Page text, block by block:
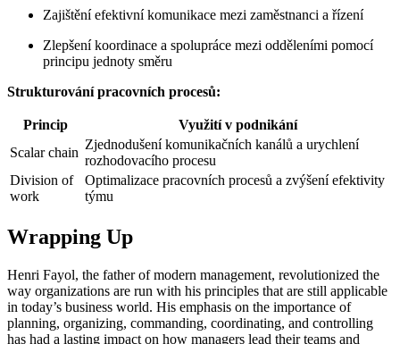
Zajištění efektivní komunikace mezi zaměstnanci a řízení
Zlepšení koordinace a spolupráce mezi odděleními pomocí
principu jednoty směru
Strukturování pracovních procesů:
Princip
Využití v podnikání
Scalar chain
Zjednodušení komunikačních kanálů a urychlení
rozhodovacího procesu
Division of
work
Optimalizace pracovních procesů a zvýšení efektivity
týmu
Wrapping Up
Henri Fayol, the father of modern management, revolutionized the
way organizations are run with his principles that are still applicable
in today’s business world. His emphasis on the importance of
planning, organizing, commanding, coordinating, and controlling
has had a lasting impact on how managers lead their teams and